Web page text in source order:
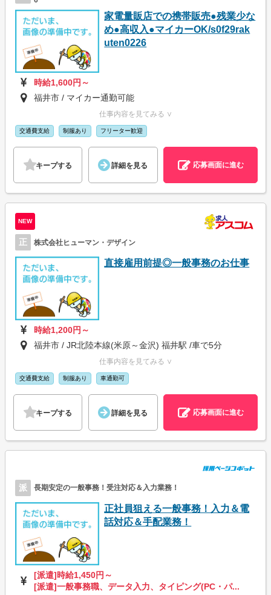
家電量販店での携帯販売●残業少な
め●高収入●マイカーOK/s0f29rak
uten0226
時給1,600円～
福井市 / マイカー通勤可能
仕事内容を見てみる ∨
交通費支給 制服あり フリーター歓迎
キープする 詳細を見る 応募画面に進む
NEW
正 株式会社ヒューマン・デザイン
直接雇用前提◎一般事務のお仕事
時給1,200円～
福井市 / JR北陸本線(米原～金沢) 福井駅 /車で5分
仕事内容を見てみる ∨
交通費支給 制服あり 車通勤可
キープする 詳細を見る 応募画面に進む
派 長期安定の一般事務！受注対応＆入力業務！
正社員狙える一般事務！入力＆電
話対応＆手配業務！
[派遣]時給1,450円～
[派遣]一般事務職、データ入力、タイピング(PC・パ...